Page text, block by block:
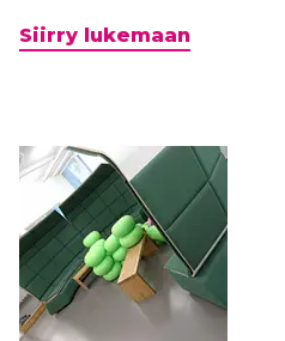
Siirry lukemaan
1.11.2023